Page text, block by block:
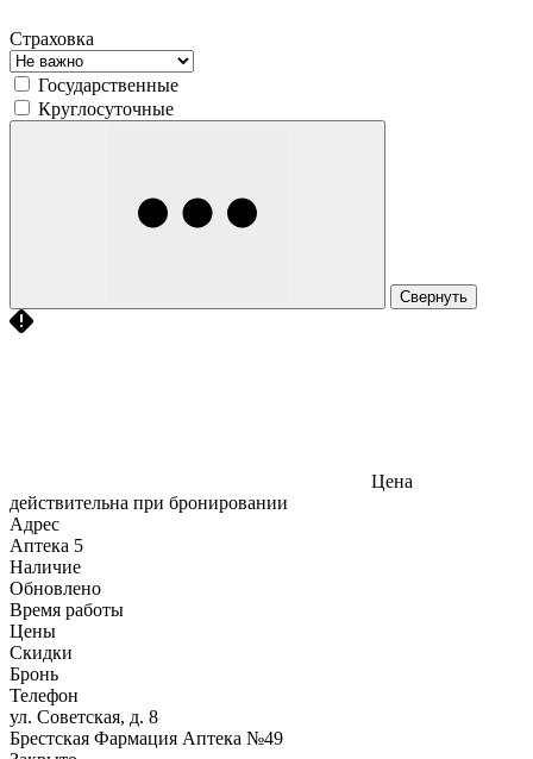
Страховка
Государственные
Круглосуточные
Свернуть
Цена
действительна при бронировании
Адрес
Аптека 5
Наличие
Обновлено
Время работы
Цены
Скидки
Бронь
Телефон
ул. Советская, д. 8
Брестская Фармация Аптека №49